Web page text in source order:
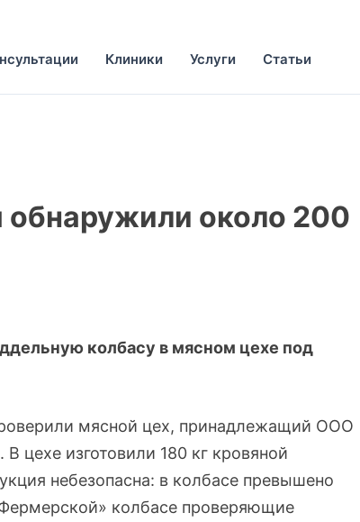
Клиники Услуги Статьи
обнаружили около 200
колбасу в мясном цехе под
мясной цех, принадлежащий ООО
цехе изготовили 180 кг кровяной
небезопасна: в колбасе превышено
колбасе проверяющие